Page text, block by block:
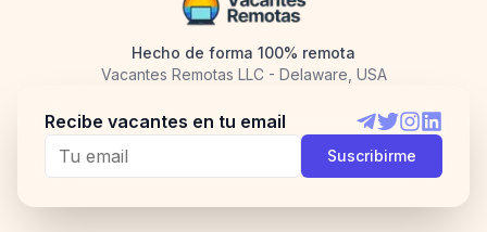
Hecho de forma 100% remota
Vacantes Remotas LLC - Delaware, USA
Recibe vacantes en tu email
Telegram
TwitterInstagram
Suscribirme